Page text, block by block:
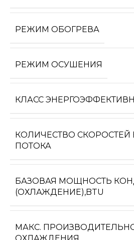
РЕЖИМ ОБОГРЕВА
РЕЖИМ ОСУШЕНИЯ
КЛАСС
КОЛИЧЕСТВО
ПОТОКА
БАЗОВАЯ МОЩНОСТЬ
(ОХЛАЖДЕНИЕ),BTU
МАКС.